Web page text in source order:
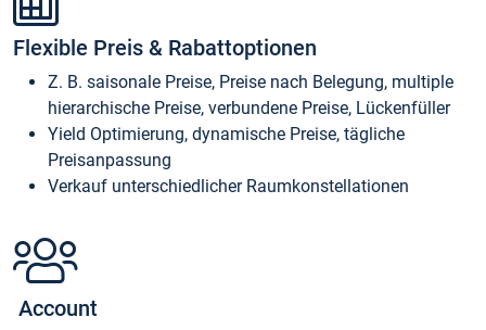
Flexible Preis & Rabattoptionen
Z. B. saisonale Preise, Preise nach Belegung, multiple
hierarchische Preise, verbundene Preise, Lückenfüller
Yield Optimierung, dynamische Preise, tägliche
Preisanpassung
Verkauf unterschiedlicher Raumkonstellationen
Account